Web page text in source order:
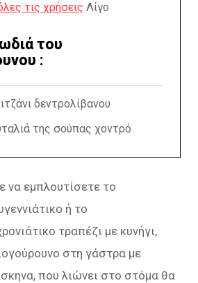
τις χρήσεις Λίγο
του
:
δεντρολίβανου
της σούπας χοντρό
να εμπλουτίσετε το
ή το
τραπέζι με κυνήγι,
στη γάστρα με
που λιώνει στο στόμα θα